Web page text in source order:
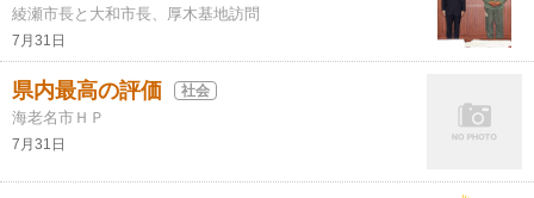
綾瀬市長と大和市長、厚木基地訪問
7月31日
県内最高の評価 社会
海老名市ＨＰ
7月31日